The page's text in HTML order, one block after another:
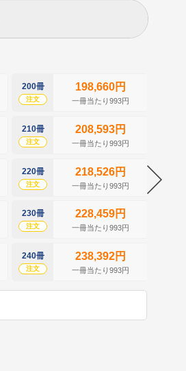
200冊
注文
198,660円
一冊当たり993円
210冊
注文
208,593円
一冊当たり993円
220冊
注文
218,526円
一冊当たり993円
230冊
注文
228,459円
一冊当たり993円
240冊
注文
238,392円
一冊当たり993円